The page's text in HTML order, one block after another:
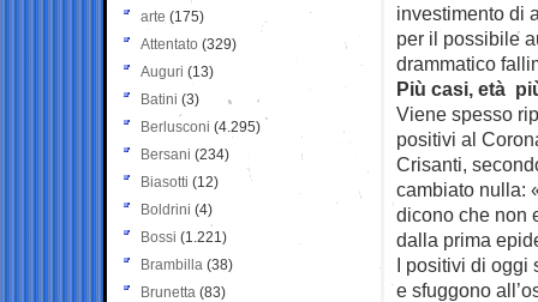
investimento di
per il possibile
drammatico
Più casi, età
Viene spesso
positivi al
Crisanti,
cambiato nulla:
dicono che non
dalla prima
I positivi di oggi
e sfuggono
arte (175)
Attentato (329)
Auguri (13)
Batini (3)
Berlusconi (4.295)
Bersani (234)
Biasotti (12)
Boldrini (4)
Bossi (1.221)
Brambilla (38)
Brunetta (83)